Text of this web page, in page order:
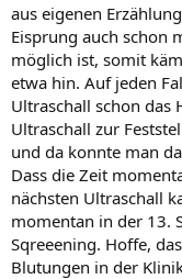
aus eigenen
Eisprung auch schon
möglich ist, somit
etwa hin. Auf jeden
Ultraschall schon das
Ultraschall zur
und da konnte man
Dass die Zeit
nächsten Ultraschall
momentan in der 13.
Sqreeening. Hoffe,
Blutungen in der